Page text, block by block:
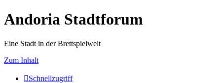
Andoria Stadtforum
Eine Stadt in der Brettspielwelt
Zum Inhalt
Schnellzugriff